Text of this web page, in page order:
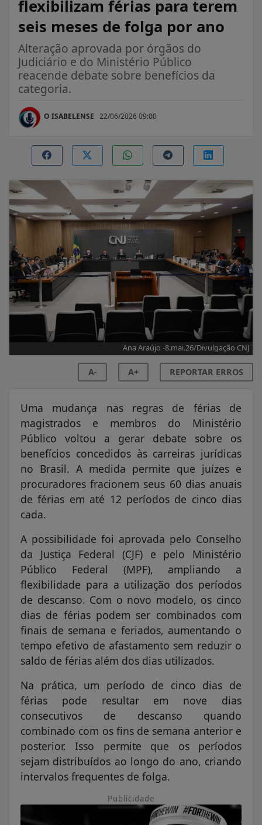
flexibilizam férias para terem
seis meses de folga por ano
Alteração aprovada por órgãos do
Judiciário e do Ministério Público
reacende debate sobre benefícios da
categoria.
O ISABELENSE 22/06/2026 09:00
Ana Araújo -8.mai.26/Divulgação CNJ
A- A+ REPORTAR ERROS
Uma mudança nas regras de férias de
magistrados e membros do Ministério
Público voltou a gerar debate sobre os
benefícios concedidos às carreiras jurídicas
no Brasil. A medida permite que juízes e
procuradores fracionem seus 60 dias anuais
de férias em até 12 períodos de cinco dias
cada.
A possibilidade foi aprovada pelo Conselho
da Justiça Federal (CJF) e pelo Ministério
Público Federal (MPF), ampliando a
flexibilidade para a utilização dos períodos
de descanso. Com o novo modelo, os cinco
dias de férias podem ser combinados com
finais de semana e feriados, aumentando o
tempo efetivo de afastamento sem reduzir o
saldo de férias além dos dias utilizados.
Na prática, um período de cinco dias de
férias pode resultar em nove dias
consecutivos de descanso quando
combinado com os fins de semana anterior e
posterior. Isso permite que os períodos
sejam distribuídos ao longo do ano, criando
intervalos frequentes de folga.
Publicidade